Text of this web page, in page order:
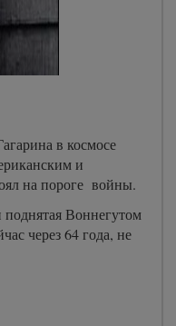
в космосе
и
на пороге войны.
поднятая Воннегутом
через 64 года, не